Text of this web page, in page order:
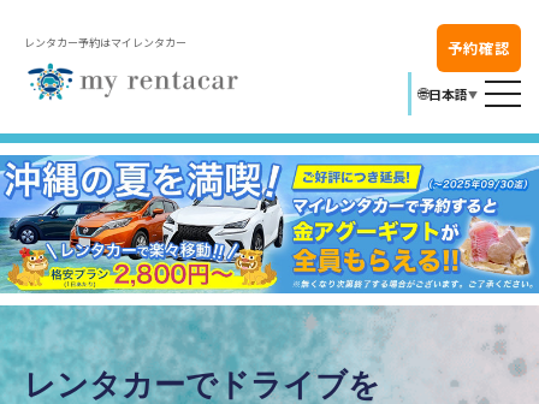
レンタカー予約はマイレンタカー 予約確認
🌐日本語▼
レンタカーでドライブを